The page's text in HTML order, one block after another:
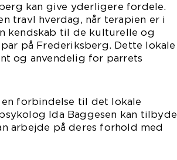
kan give yderligere fordele.
travl hverdag, når terapien er i
kendskab til de kulturelle og
på Frederiksberg. Dette lokale
og anvendelig for parrets
forbindelse til det lokale
Ida Baggesen kan tilbyde
arbejde på deres forhold med